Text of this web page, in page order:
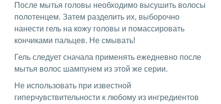
После мытья головы необходимо высушить волосы
полотенцем. Затем разделить их, выборочно
нанести гель на кожу головы и помассировать
кончиками пальцев. Не смывать!
Гель следует сначала применять ежедневно после
мытья волос шампунем из этой же серии.
Не использовать при известной
гиперчувствительности к любому из ингредиентов